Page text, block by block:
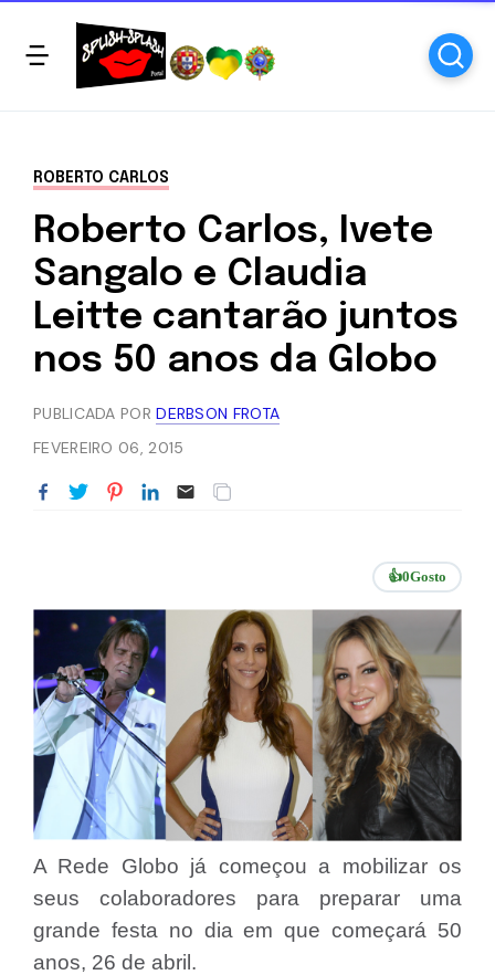
ROBERTO CARLOS
Roberto Carlos, Ivete
Sangalo e Claudia
Leitte cantarão juntos
nos 50 anos da Globo
PUBLICADA PORDERBSON FROTA
FEVEREIRO 06, 2015
👍0Gosto
A Rede Globo já começou a mobilizar os
seus colaboradores para preparar uma
grande festa no dia em que começará 50
anos, 26 de abril.